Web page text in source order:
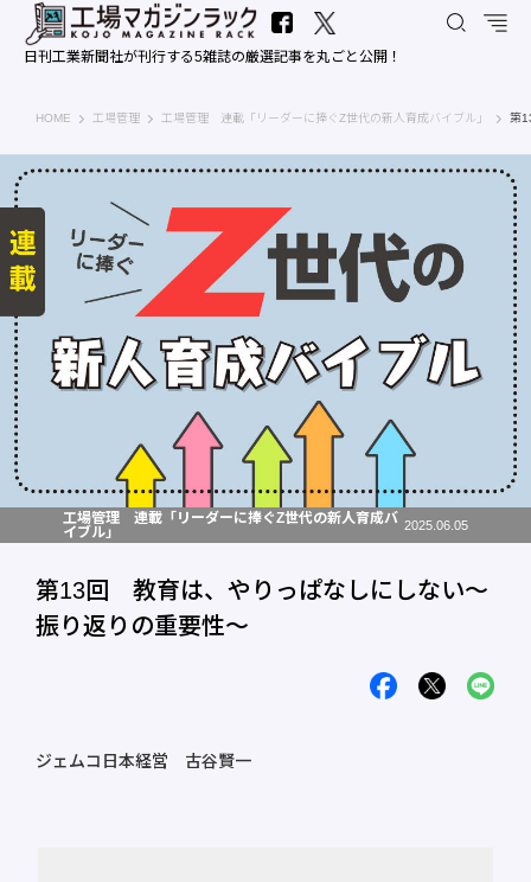
日刊工業新聞社が刊行する5雑誌の厳選記事を丸ごと公開！
HOME 工場マガジンラック｜日刊工業新聞社
工場管理 工場管理 連載「リーダーに捧ぐZ世代の新人育成バイブル」 第
工場管理 連載「リーダーに捧ぐZ世代の新人育成バ
イブル」
2025.06.05
第13回 教育は、やりっぱなしにしない～
振り返りの重要性～
ジェムコ日本経営 古谷賢一